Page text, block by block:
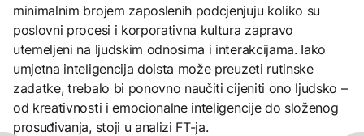
minimalnim brojem zaposlenih podcjenjuju koliko su
poslovni procesi i korporativna kultura zapravo
utemeljeni na ljudskim odnosima i interakcijama. Iako
umjetna inteligencija doista može preuzeti rutinske
zadatke, trebalo bi ponovno naučiti cijeniti ono ljudsko –
od kreativnosti i emocionalne inteligencije do složenog
prosuđivanja, stoji u analizi FT-ja.